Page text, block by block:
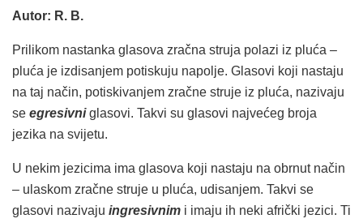
Autor: R. B.
Prilikom nastanka glasova zračna struja polazi iz pluća –
pluća je izdisanjem potiskuju napolje. Glasovi koji nastaju
na taj način, potiskivanjem zračne struje iz pluća, nazivaju
se egresivniglasovi. Takvi su glasovi najvećeg broja
jezika na svijetu.
U nekim jezicima ima glasova koji nastaju na obrnut način
– ulaskom zračne struje u pluća, udisanjem. Takvi se
glasovi nazivaju ingresivnim i imaju ih neki afrički jezici. Ti